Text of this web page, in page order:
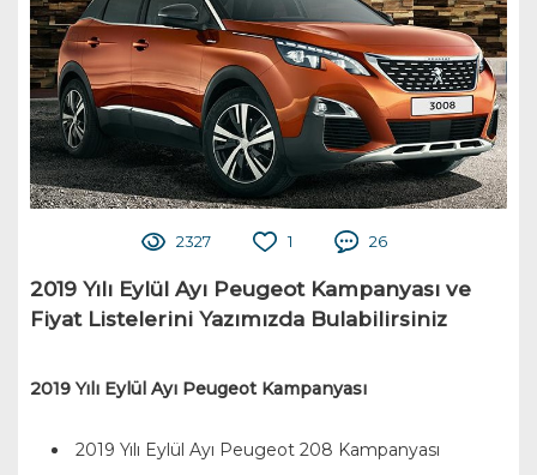
2327 1 26
2019 Yılı Eylül Ayı Peugeot Kampanyası ve
Fiyat Listelerini Yazımızda Bulabilirsiniz
2019 Yılı Eylül Ayı Peugeot Kampanyası
2019 Yılı Eylül Ayı Peugeot 208 Kampanyası